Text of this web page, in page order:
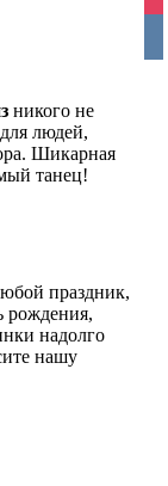
никого не
людей,
Шикарная
танец!
праздник,
рождения,
надолго
нашу